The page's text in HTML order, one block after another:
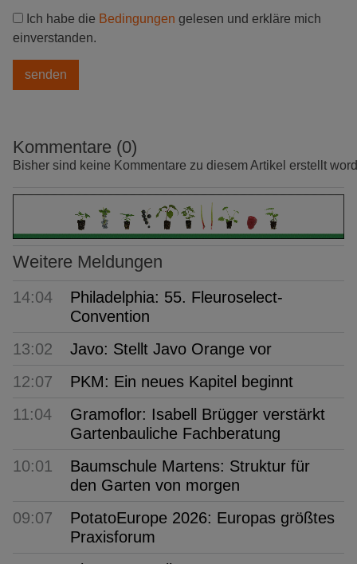
Ich habe die Bedingungen gelesen und erkläre mich
einverstanden.
Kommentare (0)
Bisher sind keine Kommentare zu diesem Artikel erstellt
Weitere Meldungen
14:04
Philadelphia: 55. Fleuroselect-
Convention
13:02
Javo: Stellt Javo Orange vor
12:07
PKM: Ein neues Kapitel beginnt
11:04
Gramoflor: Isabell Brügger verstärkt
Gartenbauliche Fachberatung
10:01
Baumschule Martens: Struktur für
den Garten von morgen
09:07
PotatoEurope 2026: Europas größtes
Praxisforum